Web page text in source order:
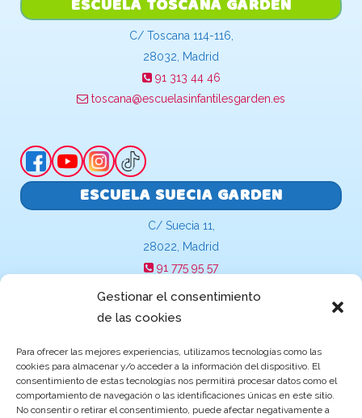
Gestionar el consentimiento
de las cookies
Para ofrecer las mejores experiencias, utilizamos tecnologías como las
cookies para almacenar y/o acceder a la información del dispositivo. El
consentimiento de estas tecnologías nos permitirá procesar datos como el
comportamiento de navegación o las identificaciones únicas en este sitio.
No consentir o retirar el consentimiento, puede afectar negativamente a
C/ Toscana 114-116,
28032, Madrid
91 313 44 46
toscana@escuelasinfantilesgarden.es
ESCUELA SUECIA GARDEN
C/ Suecia 11,
28022, Madrid
91 775 95 57
Becas y ayudas de Educación